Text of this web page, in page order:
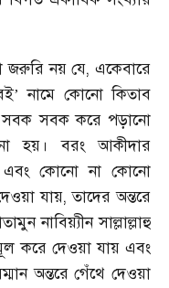
জরুরি নয় যে, একেবারে
’নামে কোনো কিতাব
সবক সবক করে পড়ানো
হয়। বরং আকীদার
কোনো না কোনো
যায়,তাদের অন্তরে
নাবিয়্যীন সাল্লাল্লাহু
করে দেওয়া যায় এবং
অন্তরে গেঁথে দেওয়া